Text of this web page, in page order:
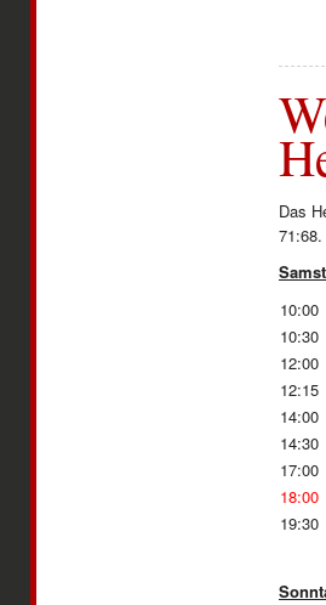
Das
71:68.
10:00
10:30
12:00
12:15
14:00
14:30
17:00
18:00
19:30